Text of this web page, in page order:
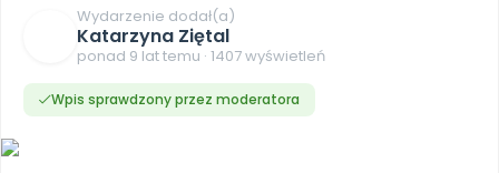
Scenariusze i artykuły
Materiały z miesięcznika
Pomoce dydaktyczne
Multimedia i pliki
Miesięczniki
Aktualne oraz archiwalne numery
Ebooki
Materiały w formie cyfrowej
Konferencje
Spotkania na dużą skalę
Pakiet szkoleń
Ebooki
Strona WWW dla przedszkola
Poznajemy regiony
Sensosmyki
Patronat BLIŻEJ PRZEDSZKOLA
SOCIAL MEDIA
Facebook
Instagram
Wydarzenie dodał(a)
Katarzyna Ziętal
ponad 9 lat temu · 1407 wyświetleń
Wpis sprawdzony przez moderatora